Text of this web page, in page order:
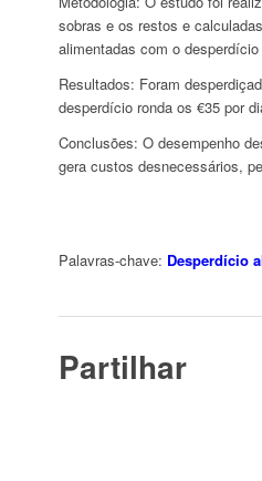
sobras e os restos e
alimentadas com o
Resultados: Foram
desperdício ronda os €35 por
Conclusões: O desempenho
gera custos desnecessários,
Palavras-chave: Desperdício
Partilhar